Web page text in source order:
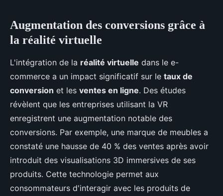
Augmentation des conversions grâce à
la réalité virtuelle
L'intégration de la réalité virtuelle dans le e-
commerce a un impact significatif sur le taux de
conversion et les ventes en ligne. Des études
révèlent que les entreprises utilisant la VR
enregistrent une augmentation notable des
conversions. Par exemple, une marque de meubles a
constaté une hausse de 40 % des ventes après avoir
introduit des visualisations 3D immersives de ses
produits. Cette technologie permet aux
consommateurs d'interagir avec les produits de